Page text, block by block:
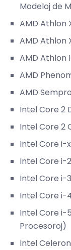
Modeloj de
AMD Athlon
AMD Athlon
AMD Athlon
AMD
AMD
Intel Core 2
Intel Core 2
Intel Core i-
Intel Core i-
Intel Core i-
Intel Core i-
Intel Core i-
Procesoroj)
Intel Celeron